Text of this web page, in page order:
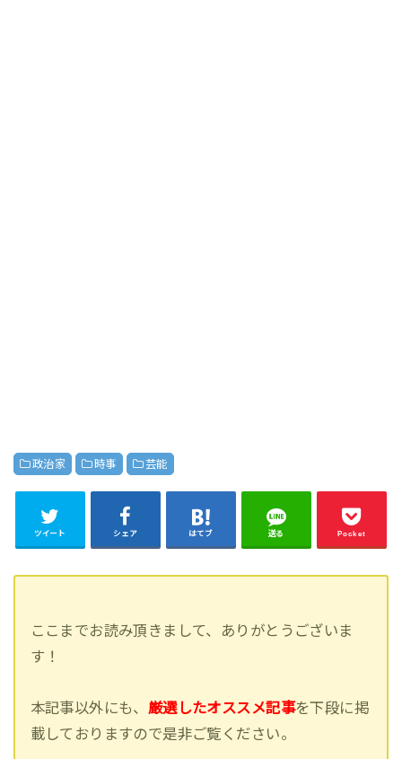
政治家 時事 芸能
ツイート シェア はてブ 送る Pocket
ここまでお読み頂きまして、ありがとうございま
す！
本記事以外にも、 厳選したオススメ記事を下段に掲
載しておりますので是非ご覧ください。